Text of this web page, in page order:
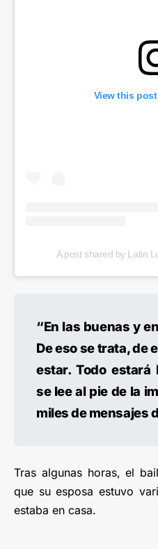
View this
A post shared by Latin
“En las buenas y
De eso se trata, de
estar. Todo estará
se lee al pie de la
miles de mensajes
Tras algunas horas, el
que su esposa estuvo
estaba en casa.